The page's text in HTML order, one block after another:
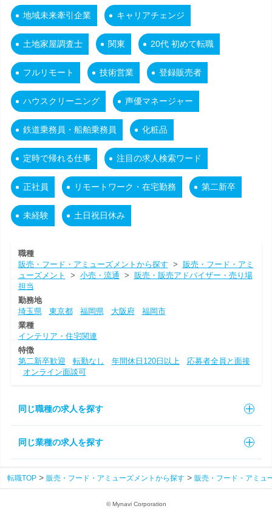
地域未来牽引企業 キャリアチェンジ
土地家屋調査士 関東 20代 初めて転職
フルリモート 技術営業 登録販売者
ハウスクリーニング 声優マネージャー
鉄道乗務員・船舶乗務員 化粧品
定時で帰れる仕事 注目の求人検索ワード
正社員 リモートワーク・在宅勤務 第二新卒
未経験 土日祝日休み
職種
販売・フード・アミューズメントから探す > 販売・フード・アミ
ューズメント
> 小売・流通 > 販売・販売アドバイザー・売り場
担当
勤務地
埼玉県
東京都 福岡県 大阪府
福岡市
業種
インテリア・住宅関連
特徴
第二新卒歓迎
転勤なし 年間休日120日以上
応募者全員と面接
オンライン面談可
同じ職種の求人を探す
同じ業種の求人を探す
転職TOP 販売・フード・アミューズメントから探す 販売・フード・アミュ
© Mynavi Corporation